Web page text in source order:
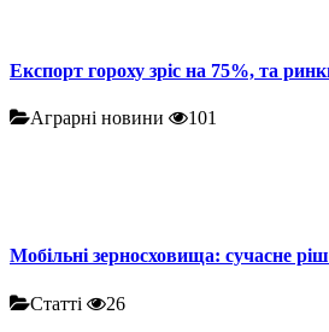
Експорт гороху зріс на 75%, та
Аграрні новини 101
Мобільні зерносховища: сучасне
Статті 26